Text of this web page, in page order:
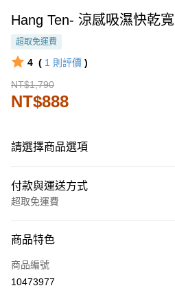
Hang Ten- 涼感吸濕快乾
超取免運費
4 ( 1 則評價 )
NT$1,790
NT$888
請選擇商品選項
付款與運送方式
超取免運費
信用卡一次付款
LINE Pay
商品特色
商品編號
10473977